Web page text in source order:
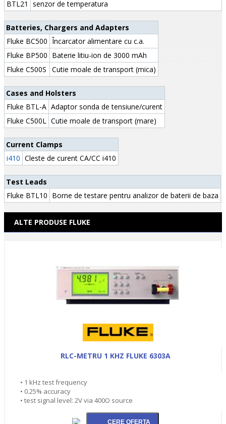
BTL21
senzor de temperatura
Batteries, Chargers and Adapters
Fluke BC500 Încarcator alimentare cu c.a.
Fluke BP500 Baterie litiu-ion de 3000 mAh
Fluke C500S
Cutie moale de transport (mica)
Cases and Holsters
Fluke BTL-A Adaptor sonda de tensiune/curent
Fluke C500L Cutie moale de transport (mare)
Current Clamps
i410 Cleste de curent CA/CC i410
Test Leads
Fluke BTL10 Borne de testare pentru analizor de baterii de baza
ALTE PRODUSE FLUKE
RLC-METRU 1 KHZ FLUKE 6303A
• 1 kHz test frequency
• 0.25% accuracy
• test signal level: 2V via 400O source